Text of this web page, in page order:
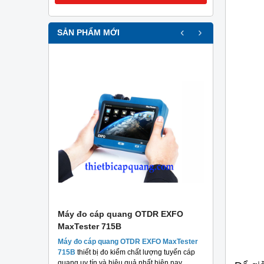
SẢN PHẨM MỚI
Máy đo cáp quang OTDR EXFO
MaxTester 715B
Máy đo cáp quang OTDR EXFO MaxTester
715B thiết bị đo kiểm chất lượng tuyến cáp
‹ ›